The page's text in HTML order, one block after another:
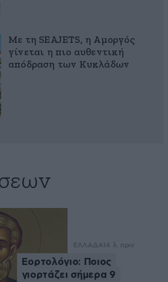
Με τη SEAJETS, η Αμοργός
γίνεται η πιο αυθεντική
απόδραση των Κυκλάδων
ΕΛΛΑΔΑ 14 λ. πριν
Εορτολόγιο: Ποιος
γιορτάζει σήμερα 9